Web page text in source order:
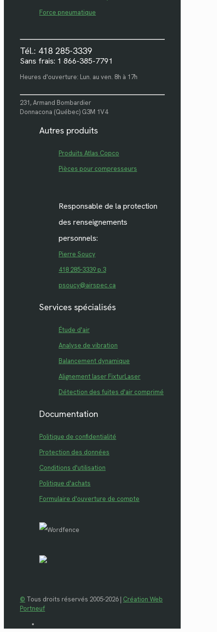
Force pneumatique
Tél.: 418 285-3339
Sans frais: 1 866-385-7791
Heures d'ouverture: Lun. au ven. 8h à 17h
231, Armand Bombardier
Donnacona (Québec) G3M 1V4
Autres produits
Produits Atlas Copco
Pièces pour compresseurs
Responsable de la protection
des renseignements
personnels:
Pierre Soucy
418 285-3339 p.3
psoucy@airspec.ca
Services spécialisés
Étude d'air
Analyse de vibration
Balancement dynamique
Alignement laser FixturLaser
Détection des fuites d'air comprimé
Documentation
Politique de confidentialité
Protection des données
Conditions d'utilisation
Politique d'achats
Formulaire d'ouverture de compte
© Tous droits réservés 2005-2026 | Création Web
Portneuf